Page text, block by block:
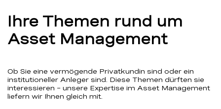
Ihre Themen rund um
Asset Management
Ob Sie eine vermögende Privatkundin sind oder ein
institutioneller Anleger sind. Diese Themen dürften sie
interessieren – unsere Expertise im Asset Management
liefern wir Ihnen gleich mit.